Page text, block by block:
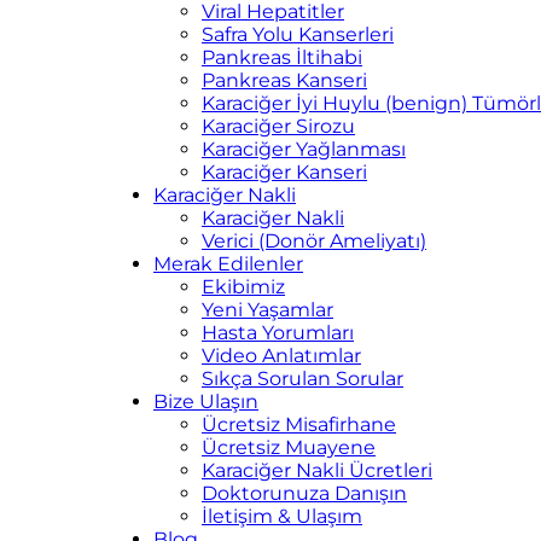
Viral Hepatitler
Safra Yolu Kanserleri
Pankreas İltihabi
Pankreas Kanseri
Karaciğer İyi Huylu (benign)
Karaciğer Sirozu
Karaciğer Yağlanması
Karaciğer Kanseri
Karaciğer Nakli
Karaciğer Nakli
Verici (Donör Ameliyatı)
Merak Edilenler
Ekibimiz
Yeni Yaşamlar
Hasta Yorumları
Video Anlatımlar
Sıkça Sorulan Sorular
Bize Ulaşın
Ücretsiz Misafirhane
Ücretsiz Muayene
Karaciğer Nakli Ücretleri
Doktorunuza Danışın
İletişim & Ulaşım